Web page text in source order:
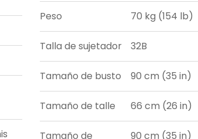
Peso 70 kg (154 lb)
Talla de sujetador 32B
Tamaño de busto 90 cm (35 in)
Tamaño de talle 66 cm (26 in)
Tamaño de
90 cm (35 in)